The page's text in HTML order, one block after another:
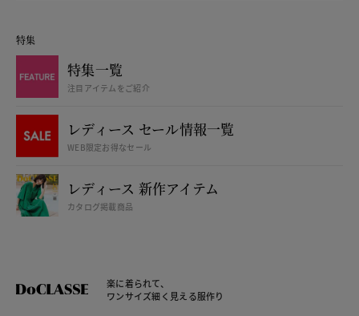
特集
特集一覧
注目アイテムをご紹介
レディース セール情報一覧
WEB限定お得なセール
レディース 新作アイテム
カタログ掲載商品
楽に着られて、
ワンサイズ細く見える服作り